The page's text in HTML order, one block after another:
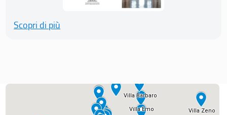
Scopri di più